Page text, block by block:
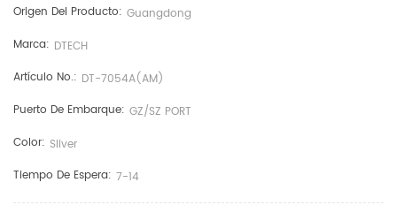
Origen Del Producto: Guangdong
Marca: DTECH
Artículo No.: DT-7054A(AM)
Puerto De Embarque: GZ/SZ PORT
Color: Sliver
Tiempo De Espera: 7-14